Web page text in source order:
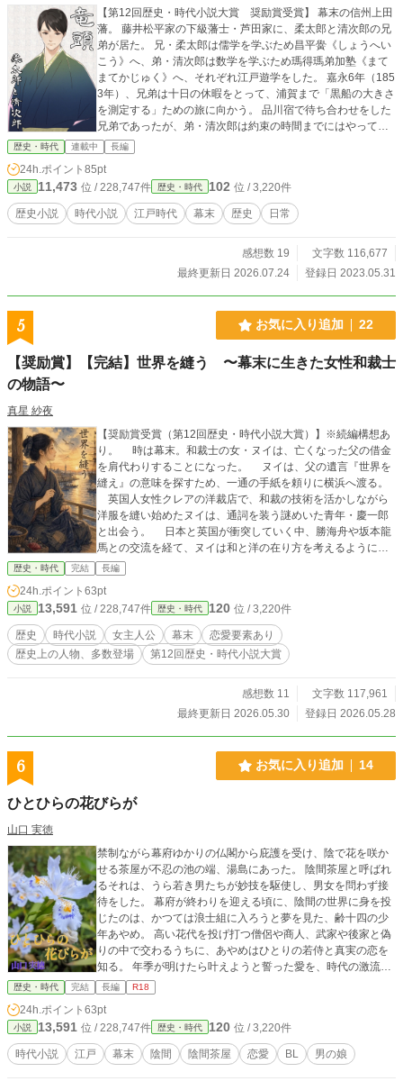
【第12回歴史・時代小説大賞 奨励賞受賞】 幕末の信州上田
藩。 藤井松平家の下級藩士・芦田家に、柔太郎と清次郎の兄
弟が居た。 兄・柔太郎は儒学を学ぶため昌平黌《しょうへい
こう》へ、弟・清次郎は数学を学ぶため瑪得瑪弟加塾《まて
まてかじゅく》へ、それぞれ江戸遊学をした。 嘉永6年（185
3年）、兄弟は十日の休暇をとって、浦賀まで「黒船の大きさ
を測定する」ための旅に向かう。 品川宿で待ち合わせをした
兄弟であったが、弟・清次郎は約束の時間までにはやってこ
なかった。 時は経ち――。 兄・柔太郎は学問を終えて帰郷
し、藩校で教鞭を執るようになった。 遅れて一時帰郷した清
次郎だったが、藩命による出仕を拒み、遊学の延長を望んで
いた。 ---------- 幕末期の兵学者・赤松小三郎先生と、その実
兄で教育者の芦田柔太郎のお話。 ※この作品は史実を元にし
たフィクションです。 ※時系列・人物の性格などは、史実と
歴史・時代 連載中 長編
24h.ポイント 85pt
小説 11,473 位 / 228,747件 歴史・時代 102 位 / 3,220件
歴史小説 時代小説 江戸時代 幕末 歴史 日常
感想数 19
文字数 116,677
最終更新日 2026.07.24
登録日 2023.05.31
5 お気に入り追加 22
【奨励賞】【完結】世界を縫う 〜幕末に生きた女性和裁士
の物語〜
真星 紗夜
【奨励賞受賞（第12回歴史・時代小説大賞）】※続編構想あ
り。 時は幕末。和裁士の女・ヌイは、亡くなった父の借金
を肩代わりすることになった。 ヌイは、父の遺言『世界を
縫え』の意味を探すため、一通の手紙を頼りに横浜へ渡る。
英国人女性クレアの洋裁店で、和裁の技術を活かしながら
洋服を縫い始めたヌイは、通詞を装う謎めいた青年・慶一郎
と出会う。 日本と英国が衝突していく中、勝海舟や坂本龍
馬との交流を経て、ヌイは和と洋の在り方を考えるようにな
る。 やがて、明治という新時代の波に揉まれながらも、ヌ
イは夢に向かって、一針一針を積み重ねていく。 これは、
針一本で世界を縫った女の物語。
歴史・時代 完結 長編
24h.ポイント 63pt
小説 13,591 位 / 228,747件 歴史・時代 120 位 / 3,220件
歴史 時代小説 女主人公 幕末
恋愛要素あり
歴史上の人物、多数登場
第12回歴史・時代小説大賞
感想数 11
文字数 117,961
最終更新日 2026.05.30
登録日 2026.05.28
6 お気に入り追加 14
ひとひらの花びらが
山口 実徳
禁制ながら幕府ゆかりの仏閣から庇護を受け、陰で花を咲か
せる茶屋が不忍の池の端、湯島にあった。 陰間茶屋と呼ばれ
るそれは、うら若き男たちが妙技を駆使し、男女を問わず接
待をした。 幕府が終わりを迎える頃に、陰間の世界に身を投
じたのは、かつては浪士組に入ろうと夢を見た、齢十四の少
年あやめ。 高い花代を投げ打つ僧侶や商人、武家や後家と偽
りの中で交わるうちに、あやめはひとりの若侍と真実の恋を
知る。 年季が明けたら叶えようと誓った愛を、時代の激流が
意図せず引き裂こうとする。 あやめの恋は、愛し合うふたり
の少年の運命や、如何に──。 ※人身売買や児童売春を肯定
助長する意図は毛頭ございません。
歴史・時代 完結 長編 R18
24h.ポイント 63pt
小説 13,591 位 / 228,747件 歴史・時代 120 位 / 3,220件
時代小説 江戸 幕末 陰間 陰間茶屋 恋愛 BL 男の娘